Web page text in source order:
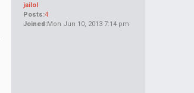
jailol
Posts:4
Joined:Mon Jun 10, 2013 7:14 pm